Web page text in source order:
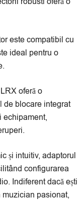
este compatibil cu
ideal pentru o
oferă o
de blocare integrat
echipament,
și intuitiv, adaptorul
configurarea
Indiferent dacă ești
pasionat,